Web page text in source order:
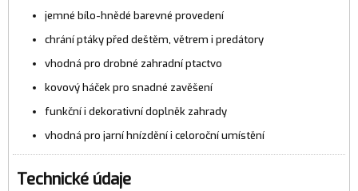
jemné bílo-hnědé barevné provedení
chrání ptáky před deštěm, větrem i predátory
vhodná pro drobné zahradní ptactvo
kovový háček pro snadné zavěšení
funkční i dekorativní doplněk zahrady
vhodná pro jarní hnízdění i celoroční umístění
Technické údaje